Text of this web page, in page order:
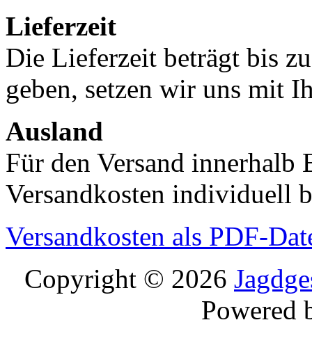
Lieferzeit
Die Lieferzeit beträgt bis
geben, setzen wir uns mit
Ausland
Für den Versand innerhalb
Versandkosten individuell
Versandkosten als PDF-
Copyright © 2026
Powered